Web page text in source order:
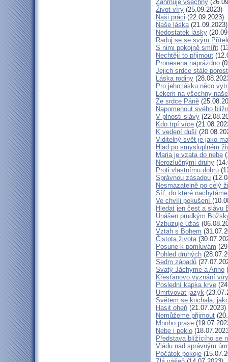
Zahrnuje všechny
Život víry (25.09.2023)
Naši práci (22.09.2023)
Naše láska(21.09.2023)
Nedostatek lásky
Raduj se se svým
S nimi pokojně smířit
Nechtějí to přijmout
Pronesena naprázdno
Jejich srdce stále
Láska rodiny
Pro jeho lásku něco
Lékem na všechny
Ze srdce Páně
Napomenout svého
V plnosti slávy
Kdo trpí více
K vedení duší
Viditelný svět je jako
Hlad po smysluplném
Maria je vzata do nebe
Nerozlučnými druhy
Proti vlastnímu dobru
Správnou zásadou
Nesmazatelně po celý
Síť, do které
Ve chvíli pokušení
Hledat jen čest a slávu
Unášen prudkým
Vzbuzuje úžas
Vztah s Bohem
Čistota života
Posune k pomluvám
Pohled druhých
Sedm západů
Svatý Jáchyme a Anno
Křesťanovo vyznání
Poslední kapka krve
Umrtvovat jazyk
Světem se kochala,
Hasit oheň (21.07.2023)
Nemůžeme přijmout
Mnoho praxe
Nebe i peklo
Představa blížícího se
Vládu nad správným
Počátek pokoje